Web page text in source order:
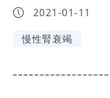
2021-01-11
慢性腎衰竭